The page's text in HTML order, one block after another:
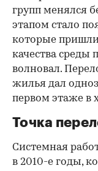
групп менялся
этапом стало
которые
качества среды
волновал.
жилья дал
первом этаже в
Точка
Системная
в 2010-е годы,